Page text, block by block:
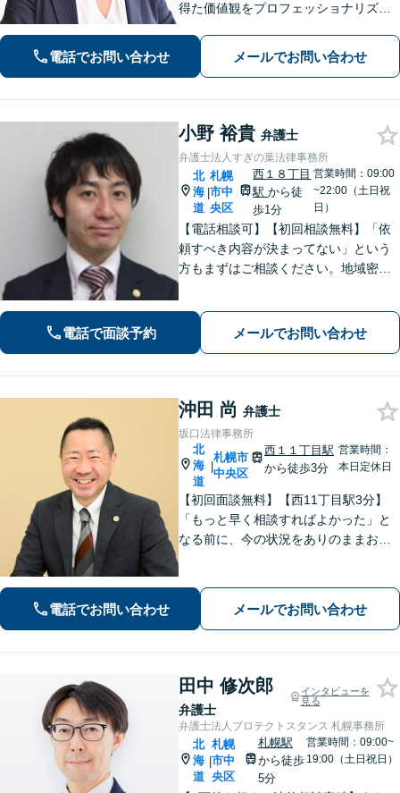
得た価値観をプロフェッショナリズム
ながら、正確な情報提供と誠実なコミ
ュニケーションを心がけて、最善の解
電話でお問い合わせ メールでお問い合わせ
小野 裕貴 弁護士
弁護士法人すぎの葉法律事務所
北
海
道
|
札幌
市中
央区
西１８丁目
駅から徒
歩1分
営業時間：09:00
~22:00（土日祝
日）
【電話相談可】【初回相談無料】「依
頼すべき内容が決まってない」という
方もまずはご相談ください。地域密着
解決を目指します。刑事事件、離婚問
題、企業法務など幅広く対応できます
電話で面談予約 メールでお問い合わせ
沖田 尚 弁護士
坂口法律事務所
北
海
道
|
札幌市
中央区
西１１丁目駅
から徒歩3分
営業時間：
本日定休日
【初回面談無料】【西11丁目駅3分】
「もっと早く相談すればよかった」と
なる前に、今の状況をありのままお聞
くことができます。【電話・メール・
WEB相談可】
電話でお問い合わせ メールでお問い合わせ
田中 修次郎
弁護士
インタビューを
見る
弁護士法人プロテクトスタンス 札幌事務所
北
海
道
|
札幌
市中
央区
札幌駅
から徒歩
5分
営業時間：09:00~
19:00（土日祝日）